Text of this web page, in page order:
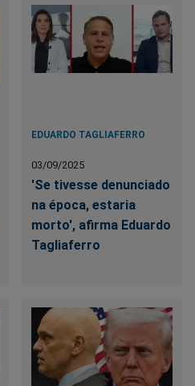
EDUARDO TAGLIAFERRO
03/09/2025
'Se tivesse denunciado
na época, estaria
morto', afirma Eduardo
Tagliaferro